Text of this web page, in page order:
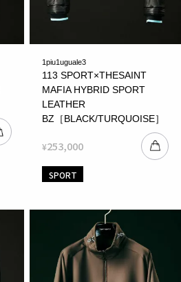
1piu1uguale3
113 SPORT×THESAINT
MAFIA HYBRID SPORT
LEATHER
BZ［BLACK/TURQUOISE］
¥253,000
SPORT